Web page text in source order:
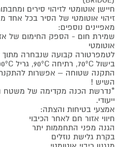
חיישן אוטומטי לזיהוי סירים
זיהוי אוטומטי של הסיר בכל אחד
מאפיינים נוספים:
שמירת חום - הספק החימום של
אוטומטי
בישול 70ºC, רתיחה 90ºC, גריל 200ºC)
התקנה שטוחה – אפשרות
השיש !
*נדרשת הכנה מקדימה של משטח
ייעודי.
אמצעי בטיחות והצתה:
חיווי אזור חם לאחר הכיבוי
הגנה מפני התחממות יתר
בקרת גלישת נוזלים